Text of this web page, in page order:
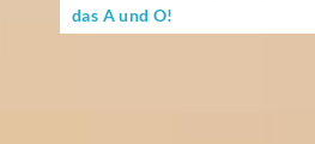
das A und O!